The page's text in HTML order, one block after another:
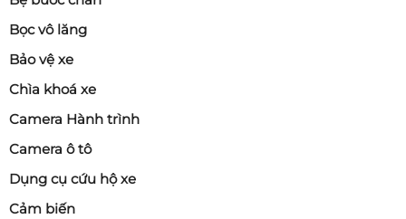
Bọc vô lăng
Bảo vệ xe
Chìa khoá xe
Camera Hành trình
Camera ô tô
Dụng cụ cứu hộ xe
Cảm biến